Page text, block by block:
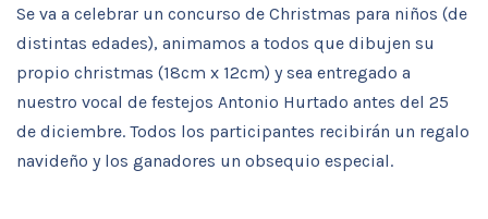
Se va a celebrar un concurso de Christmas para niños (de
distintas edades), animamos a todos que dibujen su
propio christmas (18cm x 12cm) y sea entregado a
nuestro vocal de festejos Antonio Hurtado antes del 25
de diciembre. Todos los participantes recibirán un regalo
navideño y los ganadores un obsequio especial.